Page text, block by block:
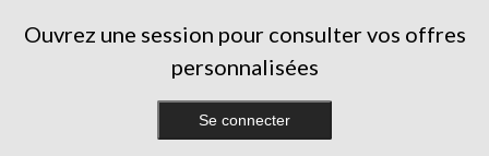
Ouvrez une session pour consulter vos offres
personnalisées
Se connecter